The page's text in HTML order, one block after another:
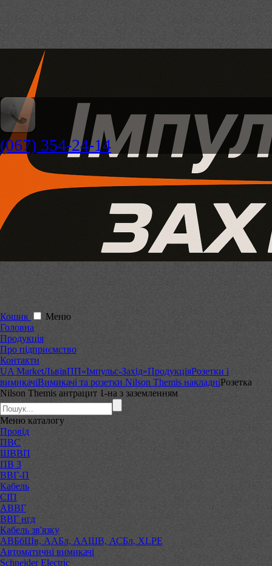
(067) 354-24-14
Кошик
Меню
Головна
Продукція
Про підприємство
Контакти
UA MarketЛьвівПП«Імпульс-Захід»ПродукціяРозетки і
вимикачіВимикачі та розетки Nilson Themis накладніРозетка
Nilson Themis антрацит 1-на з заземленням
Меню каталогу
Провід
ПВС
ШВВП
ПВ 3
ВВГ-П
Кабель
СІП
АВВГ
ВВГ нгд
Кабель зв'язку
АВБбШв, ААБл, ААШВ, АСБл, XLPE
Автоматичні вимикачі
Schneider Electric